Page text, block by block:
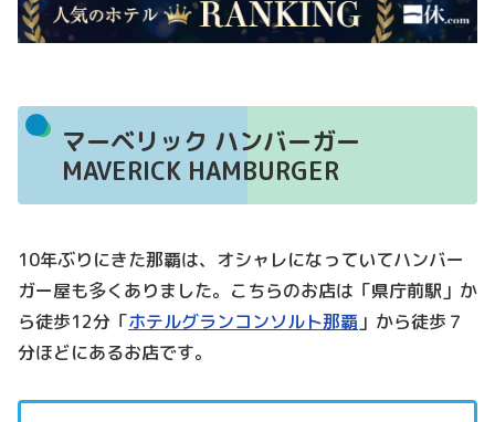
マーベリック ハンバーガー
MAVERICK HAMBURGER
10年ぶりにきた那覇は、オシャレになっていてハンバー
ガー屋も多くありました。こちらのお店は「県庁前駅」か
ら徒歩12分「ホテルグランコンソルト那覇 」から徒歩７
分ほどにあるお店です。